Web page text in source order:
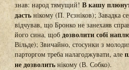
знав: народ тямущий! В кашу
дасть нікому (П. Рєзніков); Завадка
відчував, що Бронко не занехаяв
його сина, щоб дозволити собі
Вільде); Звичайно, стосунки з
парторгом треба налагоджувати, але
не дозволить нікому (В. Собко).